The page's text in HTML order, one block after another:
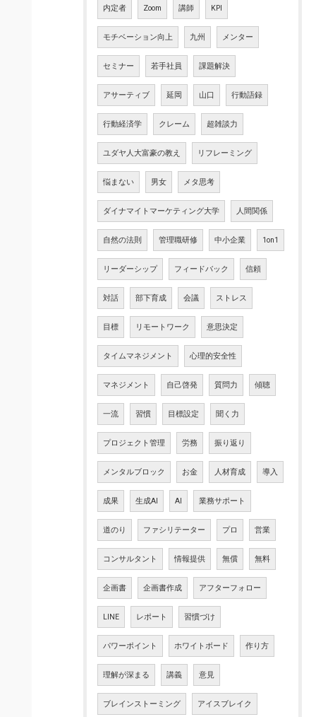
内定者 Zoom 講師 KPI
モチベーション向上 九州 メンター
セミナー 若手社員 課題解決
アサーティブ 延岡 山口 行動語録
行動経済学 クレーム 超雑談力
ユダヤ人大富豪の教え リフレーミング
悩まない 男女 メタ思考
ダイナマイトマーケティング大学 人間関係
自然の法則 管理職研修 中小企業 1on1
リーダーシップ フィードバック 信頼
対話 部下育成 会議 ストレス
目標 リモートワーク 意思決定
タイムマネジメント 心理的安全性
マネジメント 自己啓発 質問力 傾聴
一流 習慣 目標設定 聞く力
プロジェクト管理 労務 振り返り
メンタルブロック お金 人材育成 導入
成果 生成AI AI 業務サポート
道のり ファシリテーター プロ 営業
コンサルタント 情報提供 無償 無料
企画書 企画書作成 アフターフォロー
LINE レポート 習慣づけ
パワーポイント ホワイトボード 作り方
理解が深まる 講義 意見
ブレインストーミング アイスブレイク